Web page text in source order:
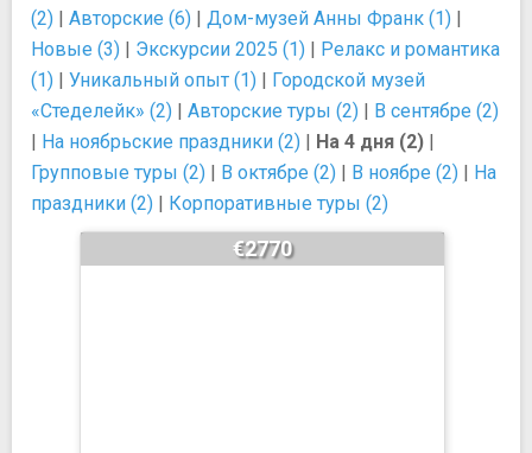
(2) | Авторские (6) | Дом-музей Анны Франк (1) |
Новые (3) | Экскурсии 2025 (1) | Релакс и романтика
(1) | Уникальный опыт (1) | Городской музей
«Стеделейк» (2) | Авторские туры (2) | В сентябре (2)
| На ноябрьские праздники (2) | На 4 дня (2) |
Групповые туры (2) | В октябре (2) | В ноябре (2) | На
праздники (2) | Корпоративные туры (2)
€2770